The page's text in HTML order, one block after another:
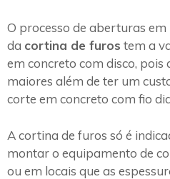
O processo de aberturas
da cortina de furos tem a
em concreto com disco, pois
maiores além de ter um
corte em concreto com fio
A cortina de furos só é
montar o equipamento de
ou em locais que as